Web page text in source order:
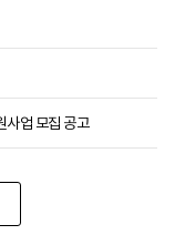
업 모집 공고